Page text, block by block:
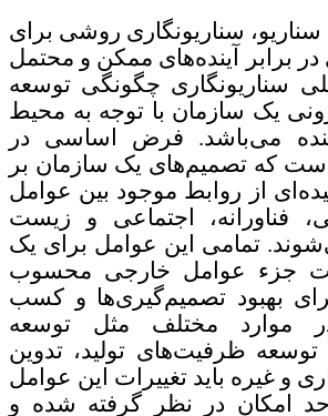
سناریو، سناریونگاری روشی برای
در برابر آینده‌های ممکن و محتمل
سناریونگاری چگونگی توسعه
یک سازمان با توجه به محیط
می‌باشد. فرض اساسی در
است که تصمیم‌های یک سازمان بر
از روابط موجود بین عوامل
فناورانه، اجتماعی و زیست
تمامی این عوامل برای یک
جزء عوامل خارجی محسوب
بهبود تصمیم‌گیری‌ها و کسب
موارد مختلف مثل توسعه
ظرفیت‌های تولید، تدوین
و غیره باید تغییرات این عوامل
امکان در نظر گرفته شده و